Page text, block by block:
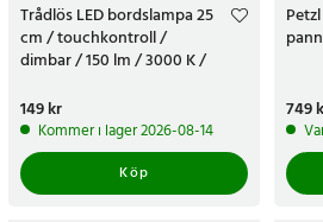
Trådlös LED bordslampa 25
cm / touchkontroll /
dimbar / 150 lm / 3000 K /
Pris:149 kr
149 kr
Kommer i lager 2026-08-14
Köp
Pris:
749